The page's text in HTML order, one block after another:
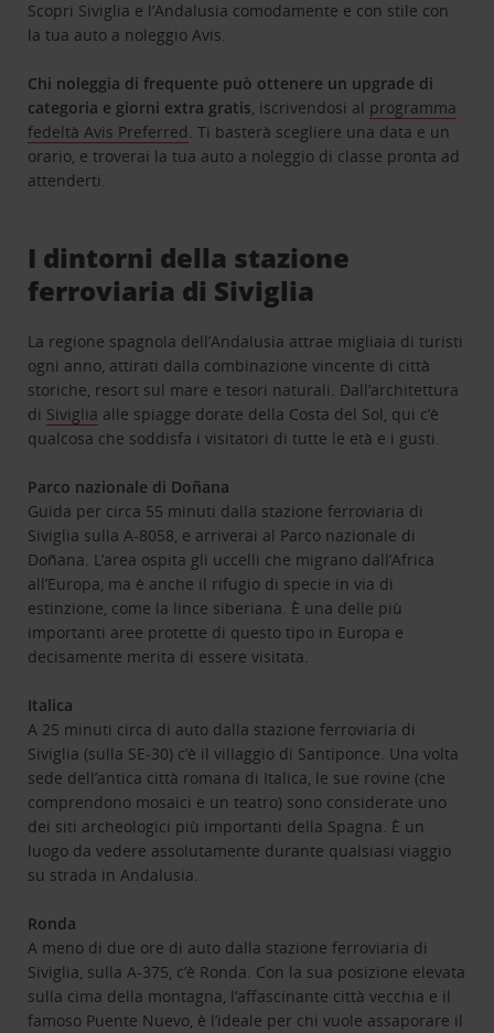
Scopri Siviglia e l’Andalusia comodamente e con stile con
la tua auto a noleggio Avis.
Chi noleggia di frequente può ottenere un upgrade di
categoria e giorni extra gratis, iscrivendosi al programma
fedeltà Avis Preferred. Ti basterà scegliere una data e un
orario, e troverai la tua auto a noleggio di classe pronta ad
attenderti.
I dintorni della stazione
ferroviaria di Siviglia
La regione spagnola dell’Andalusia attrae migliaia di turisti
ogni anno, attirati dalla combinazione vincente di città
storiche, resort sul mare e tesori naturali. Dall’architettura
di Siviglia alle spiagge dorate della Costa del Sol, qui c’è
qualcosa che soddisfa i visitatori di tutte le età e i gusti.
Parco nazionale di Doñana
Guida per circa 55 minuti dalla stazione ferroviaria di
Siviglia sulla A-8058, e arriverai al Parco nazionale di
Doñana. L’area ospita gli uccelli che migrano dall’Africa
all’Europa, ma è anche il rifugio di specie in via di
estinzione, come la lince siberiana. È una delle più
importanti aree protette di questo tipo in Europa e
decisamente merita di essere visitata.
Italica
A 25 minuti circa di auto dalla stazione ferroviaria di
Siviglia (sulla SE-30) c’è il villaggio di Santiponce. Una volta
sede dell’antica città romana di Italica, le sue rovine (che
comprendono mosaici e un teatro) sono considerate uno
dei siti archeologici più importanti della Spagna. È un
luogo da vedere assolutamente durante qualsiasi viaggio
su strada in Andalusia.
Ronda
A meno di due ore di auto dalla stazione ferroviaria di
Siviglia, sulla A-375, c’è Ronda. Con la sua posizione elevata
sulla cima della montagna, l’affascinante città vecchia e il
famoso Puente Nuevo, è l’ideale per chi vuole assaporare il